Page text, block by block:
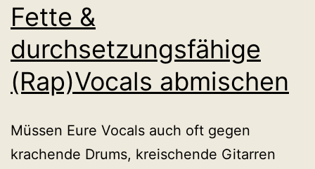
&
Tutorials
-
MusicByVgl
Fette &
durchsetzungsfähige
(Rap)Vocals abmischen
Müssen Eure Vocals auch oft gegen
krachende Drums, kreischende Gitarren